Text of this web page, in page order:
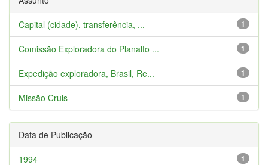
1
Capital (cidade), transferência, ...
1
Comissão Exploradora do Planalto ...
1
Expedição exploradora, Brasil, Re...
1
Missão Cruls
Data de Publicação
1
1994